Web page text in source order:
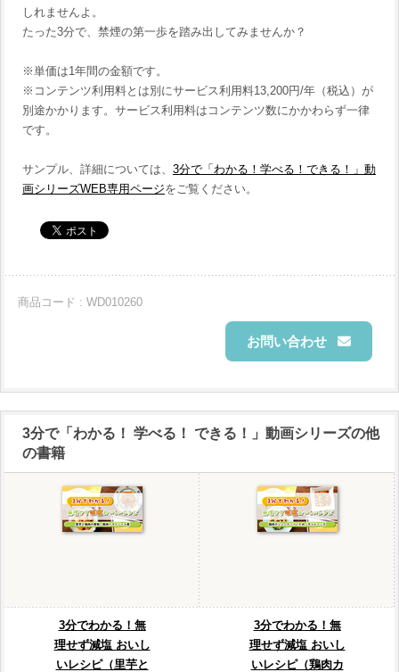
しれませんよ。
たった3分で、禁煙の第一歩を踏み出してみませんか？
※単価は1年間の金額です。
※コンテンツ利用料とは別にサービス利用料13,200円/年（税込）が
別途かかります。サービス利用料はコンテンツ数にかかわらず一律
です。
サンプル、詳細については、 3分で「わかる！学べる！できる！」動
画シリーズWEB専用ページをご覧ください。
商品コード : WD010260
お問い合わせ
3分で「わかる！ 学べる！ できる！」動画シリーズの他
の書籍
3分でわかる！無
理せず減塩 おいし
いレシピ（里芋と
3分でわかる！無
理せず減塩 おいし
いレシピ（鶏肉カ